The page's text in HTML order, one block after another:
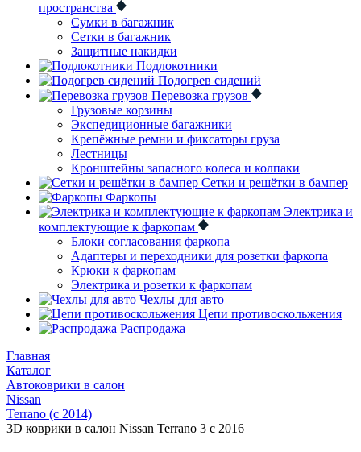
пространства
Сумки в багажник
Сетки в багажник
Защитные накидки
Подлокотники
Подогрев сидений
Перевозка грузов
Грузовые корзины
Экспедиционные багажники
Крепёжные ремни и фиксаторы груза
Лестницы
Кронштейны запасного колеса и колпаки
Сетки и решётки в бампер
Фаркопы
Электрика и
комплектующие к фаркопам
Блоки согласования фаркопа
Адаптеры и переходники для розетки фаркопа
Крюки к фаркопам
Электрика и розетки к фаркопам
Чехлы для авто
Цепи противоскольжения
Распродажа
Главная
Каталог
Автоковрики в салон
Nissan
Terrano (с 2014)
3D коврики в салон Nissan Terrano 3 с 2016